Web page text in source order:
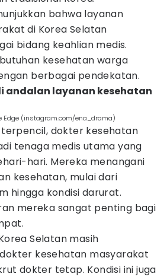
bahwa layanan
di Korea Selatan
bidang keahlian medis.
kesehatan warga
berbagai pendekatan.
andalan layanan kesehatan
Edge (instagram.com/ena_drama)
terpencil, dokter kesehatan
tenaga medis utama yang
hari. Mereka menangani
kesehatan, mulai dari
hingga kondisi darurat.
mereka sangat penting bagi
Selatan masih
kesehatan masyarakat
dokter tetap. Kondisi ini juga